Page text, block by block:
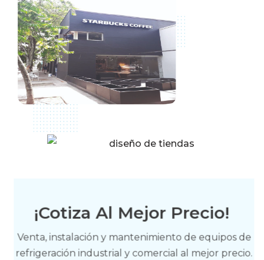
¡Cotiza Al Mejor Precio!
Venta, instalación y mantenimiento de equipos de
refrigeración industrial y comercial al mejor precio.